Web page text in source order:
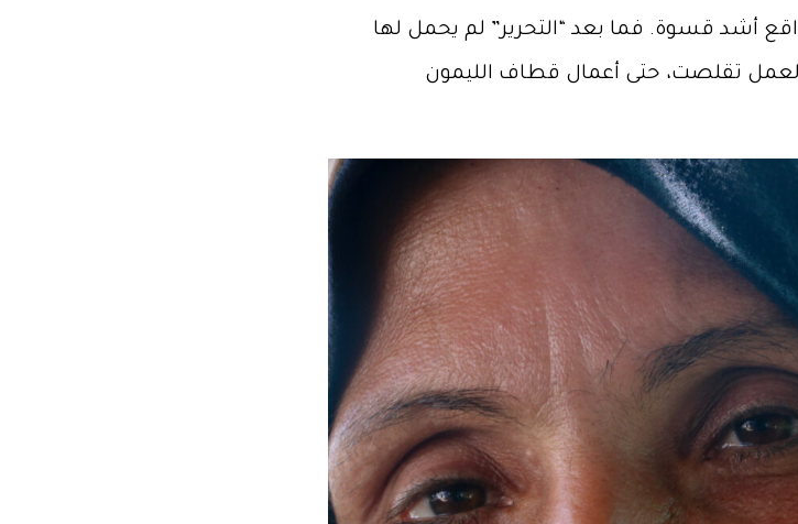
أشد قسوة. فما بعد “التحرير” لم يحمل لها
العمل تقلصت، حتى أعمال قطاف الليمون